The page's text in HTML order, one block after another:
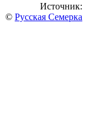
Источник:
© Русская Семерка